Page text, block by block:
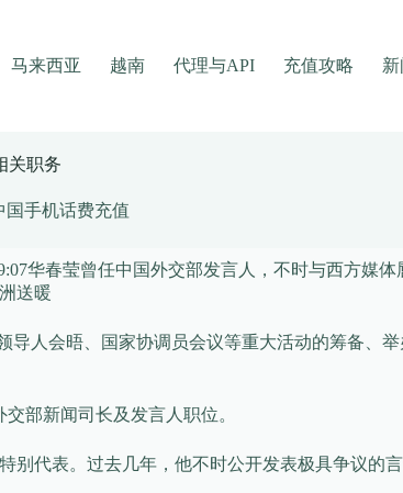
马来西亚 越南 代理与API 充值攻略 新
关职务
国手机话费充值
华春莹曾任中国外交部发言人，不时与西方媒体
送暖
人会晤、国家协调员会议等重大活动的筹备、
部新闻司长及发言人职位。
代表。过去几年，他不时公开发表极具争议的言